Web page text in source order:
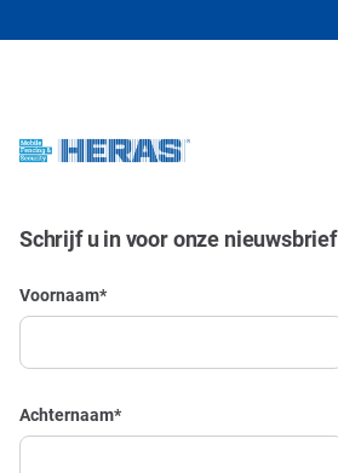
Schrijf u in voor onze nieuwsbrief
Voornaam*
Achternaam*